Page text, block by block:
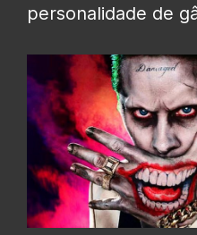
personalidade de